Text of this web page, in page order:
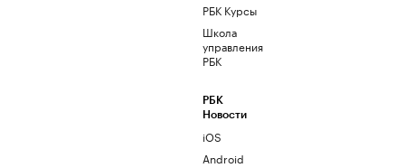
РБК Курсы
Школа
управления
РБК
РБК
Новости
iOS
Android